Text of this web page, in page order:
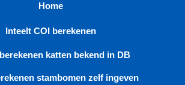
Home
Inteelt COI berekenen
katten bekend in DB
stambomen zelf ingeven